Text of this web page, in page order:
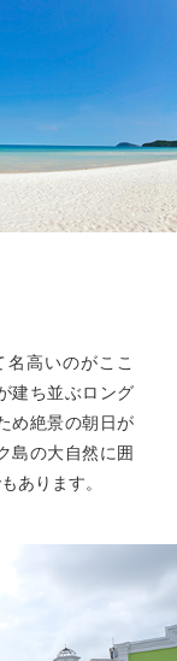
高いのがここ
建ち並ぶロング
め絶景の朝日が
島の大自然に囲
あります。